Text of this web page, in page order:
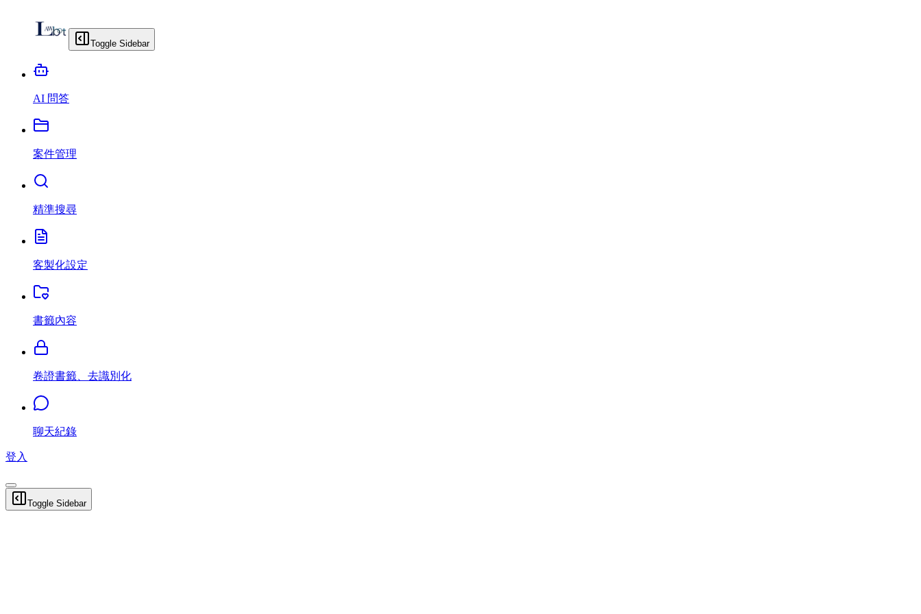
Toggle Sidebar
AI 問答
案件管理
精準搜尋
客製化設定
書籤內容
卷證書籤、去識別化
聊天紀錄
登入
Toggle Sidebar